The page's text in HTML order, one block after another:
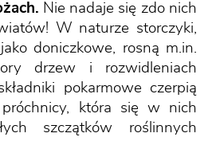
Nie nadaje się zdo nich
W naturze storczyki,
doniczkowe, rosną m.in.
drzew i rozwidleniach
pokarmowe czerpią
która się w nich
szczątków roślinnych